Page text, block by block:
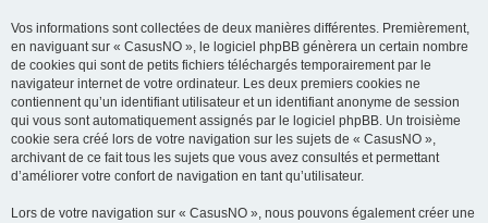
Vos informations sont collectées de deux manières différentes. Premièrement,
en naviguant sur « CasusNO », le logiciel phpBB génèrera un certain nombre
de cookies qui sont de petits fichiers téléchargés temporairement par le
navigateur internet de votre ordinateur. Les deux premiers cookies ne
contiennent qu’un identifiant utilisateur et un identifiant anonyme de session
qui vous sont automatiquement assignés par le logiciel phpBB. Un troisième
cookie sera créé lors de votre navigation sur les sujets de « CasusNO »,
archivant de ce fait tous les sujets que vous avez consultés et permettant
d’améliorer votre confort de navigation en tant qu’utilisateur.
Lors de votre navigation sur « CasusNO », nous pouvons également créer une